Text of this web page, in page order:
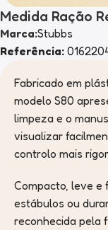
Medida Ração
Marca:Stubbs
Referência:
Fabricado em
modelo S80
limpeza e o
visualizar
controlo mais
Compacto, leve e
estábulos ou
reconhecida pela